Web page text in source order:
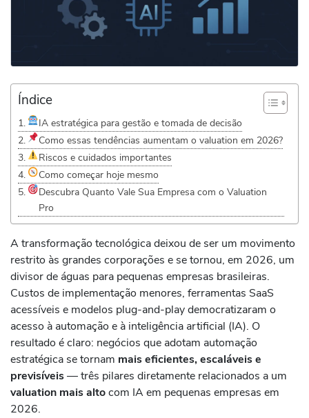
Índice
IA estratégica para gestão e tomada de decisão
Como essas tendências aumentam o valuation em 2026?
Riscos e cuidados importantes
Como começar hoje mesmo
Descubra Quanto Vale Sua Empresa com o Valuation
Pro
A transformação tecnológica deixou de ser um movimento
restrito às grandes corporações e se tornou, em 2026, um
divisor de águas para pequenas empresas brasileiras.
Custos de implementação menores, ferramentas SaaS
acessíveis e modelos plug-and-play democratizaram o
acesso à automação e à inteligência artificial (IA). O
resultado é claro: negócios que adotam automação
estratégica se tornam mais eficientes, escaláveis e
previsíveis— três pilares diretamente relacionados a um
valuation mais altocom IA em pequenas empresas em
2026.